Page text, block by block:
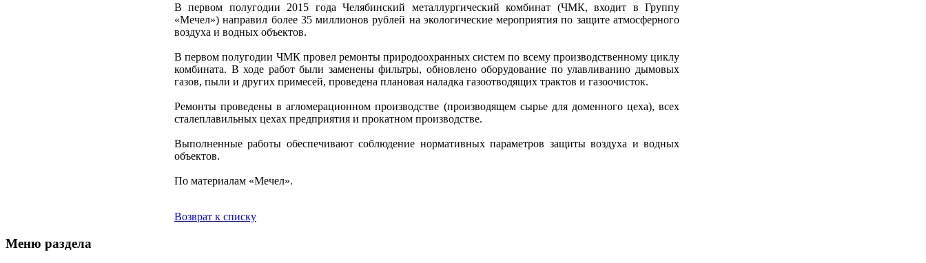
В первом полугодии 2015 года Челябинский металлургический комбинат (ЧМК, входит в Группу
«Мечел») направил более 35 миллионов рублей на экологические мероприятия по защите атмосферного
воздуха и водных объектов.
В первом полугодии ЧМК провел ремонты природоохранных систем по всему производственному циклу
комбината. В ходе работ были заменены фильтры, обновлено оборудование по улавливанию дымовых
газов, пыли и других примесей, проведена плановая наладка газоотводящих трактов и газоочисток.
Ремонты проведены в агломерационном производстве (производящем сырье для доменного цеха), всех
сталеплавильных цехах предприятия и прокатном производстве.
Выполненные работы обеспечивают соблюдение нормативных параметров защиты воздуха и водных
объектов.
По материалам «Мечел».
Возврат к списку
Меню раздела